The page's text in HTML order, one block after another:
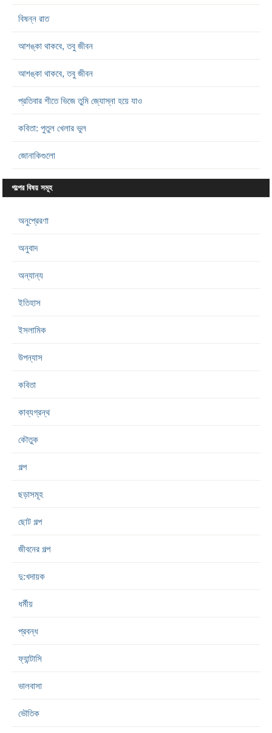
বিষন্ন রাত
আশঙ্কা থাকবে, তবু জীবন
আশঙ্কা থাকবে, তবু জীবন
প্রতিবার শীতে ভিজে তুমি জ্যোস্না হয়ে যাও
কবিতা: পুতুল খেলার ভুল
জোনাকিগুলো
গল্পের বিষয় সমূহ
অনুপ্রেরণা
অনুবাদ
অন্যান্য
ইতিহাস
ইসলামিক
উপন্যাস
কবিতা
কাব্যগ্রন্থ
কৌতুক
গল্প
ছড়াসমূহ
ছোট গল্প
জীবনের গল্প
দু:খদায়ক
ধর্মীয়
প্রবন্ধ
ফ্যান্টাসি
ভালবাসা
ভৌতিক